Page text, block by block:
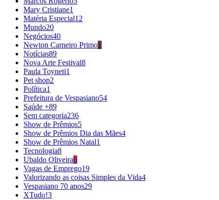
Mary Cristiane1
Matéria Especial12
Mundo20
Negócios40
Newton Carneiro Primo1
Notícias89
Nova Arte Festival8
Paula Toyneti1
Pet shop2
Política1
Prefeitura de Vespasiano54
Saúde +89
Sem categoria236
Show de Prêmios5
Show de Prêmios Dia das Mães4
Show de Prêmios Natal1
Tecnologia8
Ubaldo Oliveira6
Vagas de Emprego19
Valorizando as coisas Simples da Vida4
Vespasiano 70 anos29
XTudo!3